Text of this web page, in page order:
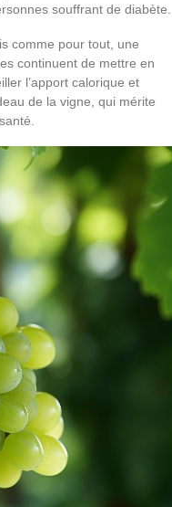
souffrant de diabète.
comme pour tout, une
continuent de mettre en
l’apport calorique et
de la vigne, qui mérite